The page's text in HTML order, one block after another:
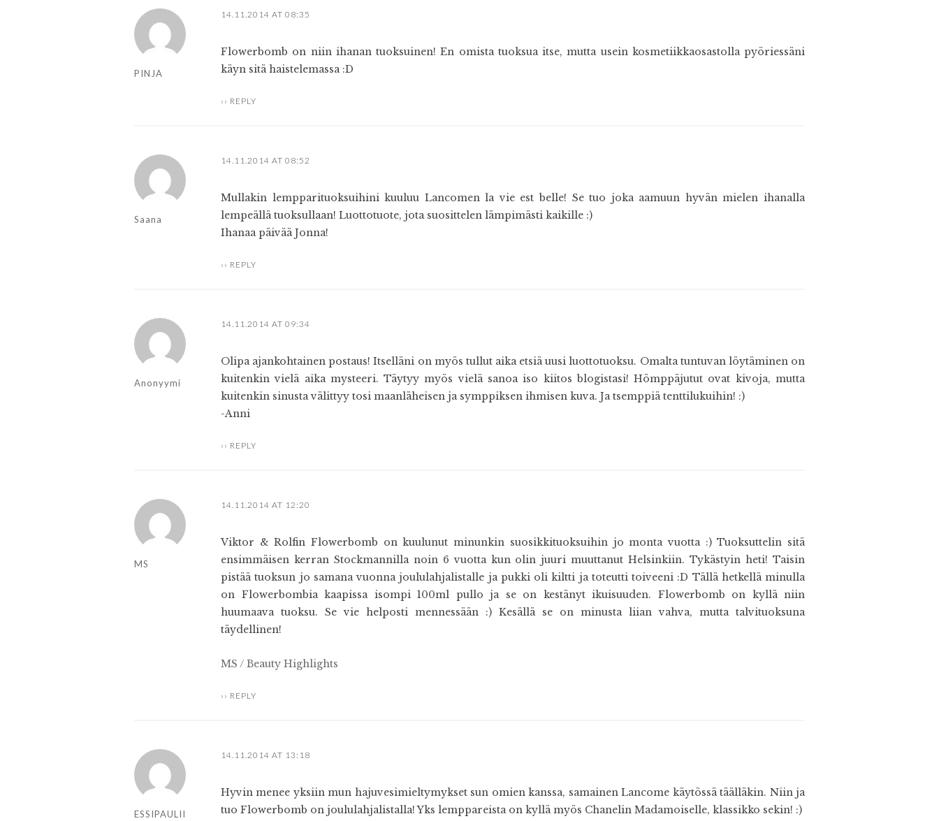
PINJA
14.11.2014 AT 08:35
Flowerbomb on niin ihanan tuoksuinen! En omista tuoksua itse, mutta usein kosmetiikkaosastolla pyöriessäni
käyn sitä haistelemassa :D
REPLY
Saana
14.11.2014 AT 08:52
Mullakin lempparituoksuihini kuuluu Lancomen la vie est belle! Se tuo joka aamuun hyvän mielen ihanalla
lempeällä tuoksullaan! Luottotuote, jota suosittelen lämpimästi kaikille :)
Ihanaa päivää Jonna!
REPLY
Anonyymi
14.11.2014 AT 09:34
Olipa ajankohtainen postaus! Itselläni on myös tullut aika etsiä uusi luottotuoksu. Omalta tuntuvan löytäminen on
kuitenkin vielä aika mysteeri. Täytyy myös vielä sanoa iso kiitos blogistasi! Hömppäjutut ovat kivoja, mutta
kuitenkin sinusta välittyy tosi maanläheisen ja symppiksen ihmisen kuva. Ja tsemppiä tenttilukuihin! :)
-Anni
REPLY
MS
14.11.2014 AT 12:20
Viktor & Rolfin Flowerbomb on kuulunut minunkin suosikkituoksuihin jo monta vuotta :) Tuoksuttelin sitä
ensimmäisen kerran Stockmannilla noin 6 vuotta kun olin juuri muuttanut Helsinkiin. Tykästyin heti! Taisin
pistää tuoksun jo samana vuonna joululahjalistalle ja pukki oli kiltti ja toteutti toiveeni :D Tällä hetkellä minulla
on Flowerbombia kaapissa isompi 100ml pullo ja se on kestänyt ikuisuuden. Flowerbomb on kyllä niin
huumaava tuoksu. Se vie helposti mennessään :) Kesällä se on minusta liian vahva, mutta talvituoksuna
täydellinen!
MS / Beauty Highlights
REPLY
ESSIPAULII
14.11.2014 AT 13:18
Hyvin menee yksiin mun hajuvesimieltymykset sun omien kanssa, samainen Lancome käytössä täälläkin. Niin ja
tuo Flowerbomb on joululahjalistalla! Yks lemppareista on kyllä myös Chanelin Madamoiselle, klassikko sekin! :)